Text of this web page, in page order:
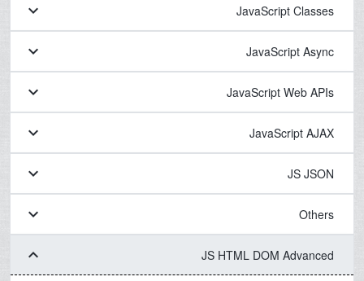
JavaScript Classes
keyboard_arrow_down
JavaScript Async
keyboard_arrow_down
JavaScript Web APIs
keyboard_arrow_down
JavaScript AJAX
keyboard_arrow_down
JS JSON
keyboard_arrow_down
Others
keyboard_arrow_down
JS HTML DOM Advanced
keyboard_arrow_down